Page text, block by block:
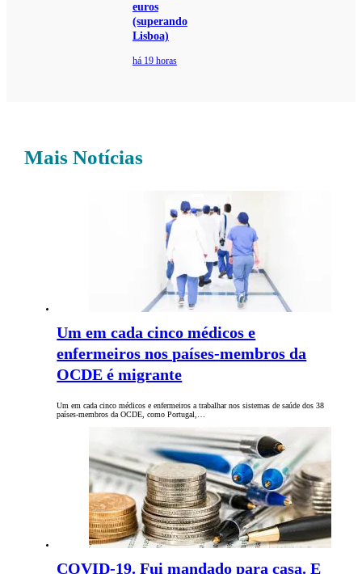
euros
(superando
Lisboa)
há 19 horas
Mais Notícias
Um em cada cinco médicos e
enfermeiros nos países-membros da
OCDE é migrante
Um em cada cinco médicos e enfermeiros a trabalhar nos sistemas de saúde dos 38
países-membros da OCDE, como Portugal,…
COVID-19. Fui mandado para casa. E